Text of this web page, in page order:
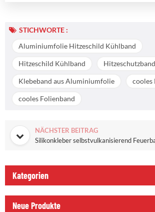
STICHWORTE :
Aluminiumfolie Hitzeschild Kühlband
Hitzeschild Kühlband Hitzeschutzband
Klebeband aus Aluminiumfolie cooles
cooles Folienband
NÄCHSTER BEITRAG
Silikonkleber selbstvulkanisierend
Kategorien
Neue Produkte